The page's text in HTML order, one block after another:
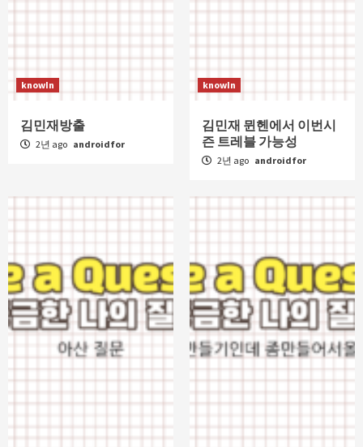
knowIn
김민재방출
2년 ago androidfor
knowIn
김민재 뮌헨에서 이번시
즌 트레블 가능성
2년 ago androidfor